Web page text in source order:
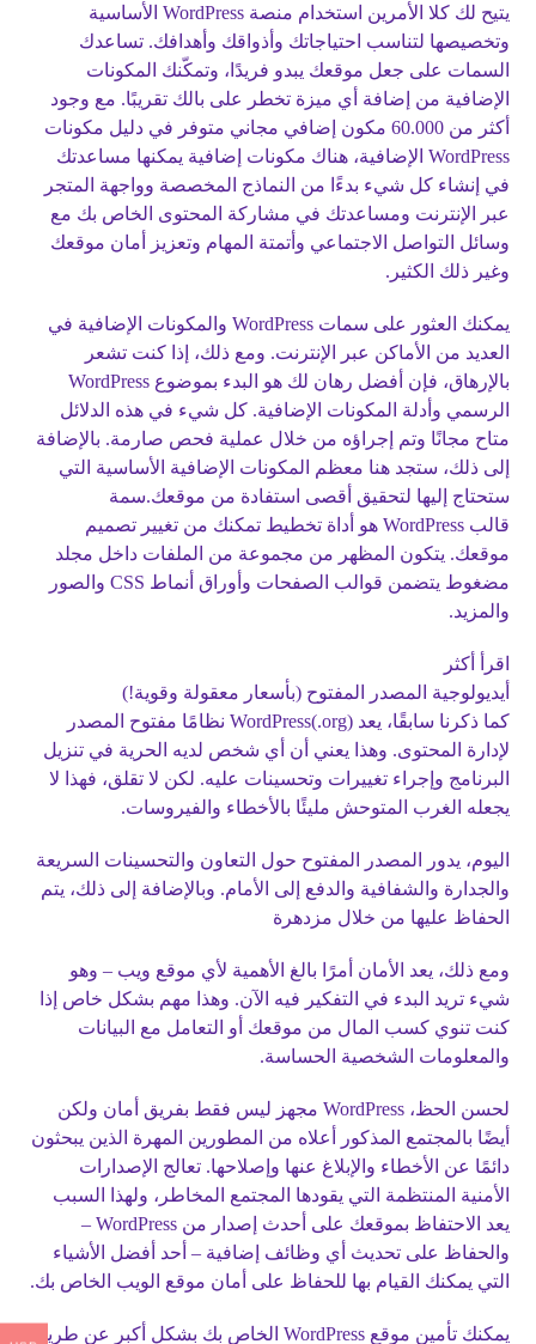
يتيح لك كلا الأمرين استخدام منصة WordPress الأساسية
وتخصيصها لتناسب احتياجاتك وأذواقك وأهدافك. تساعدك
السمات على جعل موقعك يبدو فريدًا، وتمكّنك المكونات
الإضافية من إضافة أي ميزة تخطر على بالك تقريبًا. مع وجود
أكثر من 60.000 مكون إضافي مجاني متوفر في دليل مكونات
WordPress الإضافية، هناك مكونات إضافية يمكنها مساعدتك
في إنشاء كل شيء بدءًا من النماذج المخصصة وواجهة المتجر
عبر الإنترنت ومساعدتك في مشاركة المحتوى الخاص بك مع
وسائل التواصل الاجتماعي وأتمتة المهام وتعزيز أمان موقعك
وغير ذلك الكثير.
يمكنك العثور على سمات WordPress والمكونات الإضافية في
العديد من الأماكن عبر الإنترنت. ومع ذلك، إذا كنت تشعر
بالإرهاق، فإن أفضل رهان لك هو البدء بموضوع WordPress
الرسمي وأدلة المكونات الإضافية. كل شيء في هذه الدلائل
متاح مجانًا وتم إجراؤه من خلال عملية فحص صارمة. بالإضافة
إلى ذلك، ستجد هنا معظم المكونات الإضافية الأساسية التي
ستحتاج إليها لتحقيق أقصى استفادة من موقعك.سمة
قالب WordPress هو أداة تخطيط تمكنك من تغيير تصميم
موقعك. يتكون المظهر من مجموعة من الملفات داخل مجلد
مضغوط يتضمن قوالب الصفحات وأوراق أنماط CSS والصور
والمزيد.
اقرأ أكثر
أيديولوجية المصدر المفتوح (بأسعار معقولة وقوية!)
كما ذكرنا سابقًا، يعد WordPress(.org) نظامًا مفتوح المصدر
لإدارة المحتوى. وهذا يعني أن أي شخص لديه الحرية في تنزيل
البرنامج وإجراء تغييرات وتحسينات عليه. لكن لا تقلق، فهذا لا
يجعله الغرب المتوحش مليئًا بالأخطاء والفيروسات.
اليوم، يدور المصدر المفتوح حول التعاون والتحسينات السريعة
والجدارة والشفافية والدفع إلى الأمام. وبالإضافة إلى ذلك، يتم
الحفاظ عليها من خلال مزدهرة
ومع ذلك، يعد الأمان أمرًا بالغ الأهمية لأي موقع ويب – وهو
شيء تريد البدء في التفكير فيه الآن. وهذا مهم بشكل خاص إذا
كنت تنوي كسب المال من موقعك أو التعامل مع البيانات
والمعلومات الشخصية الحساسة.
لحسن الحظ، WordPress مجهز ليس فقط بفريق أمان ولكن
أيضًا بالمجتمع المذكور أعلاه من المطورين المهرة الذين يبحثون
دائمًا عن الأخطاء والإبلاغ عنها وإصلاحها. تعالج الإصدارات
الأمنية المنتظمة التي يقودها المجتمع المخاطر، ولهذا السبب
يعد الاحتفاظ بموقعك على أحدث إصدار من WordPress –
والحفاظ على تحديث أي وظائف إضافية – أحد أفضل الأشياء
التي يمكنك القيام بها للحفاظ على أمان موقع الويب الخاص بك.
يمكنك تأمين موقع WordPress الخاص بك بشكل أكبر عن طريق